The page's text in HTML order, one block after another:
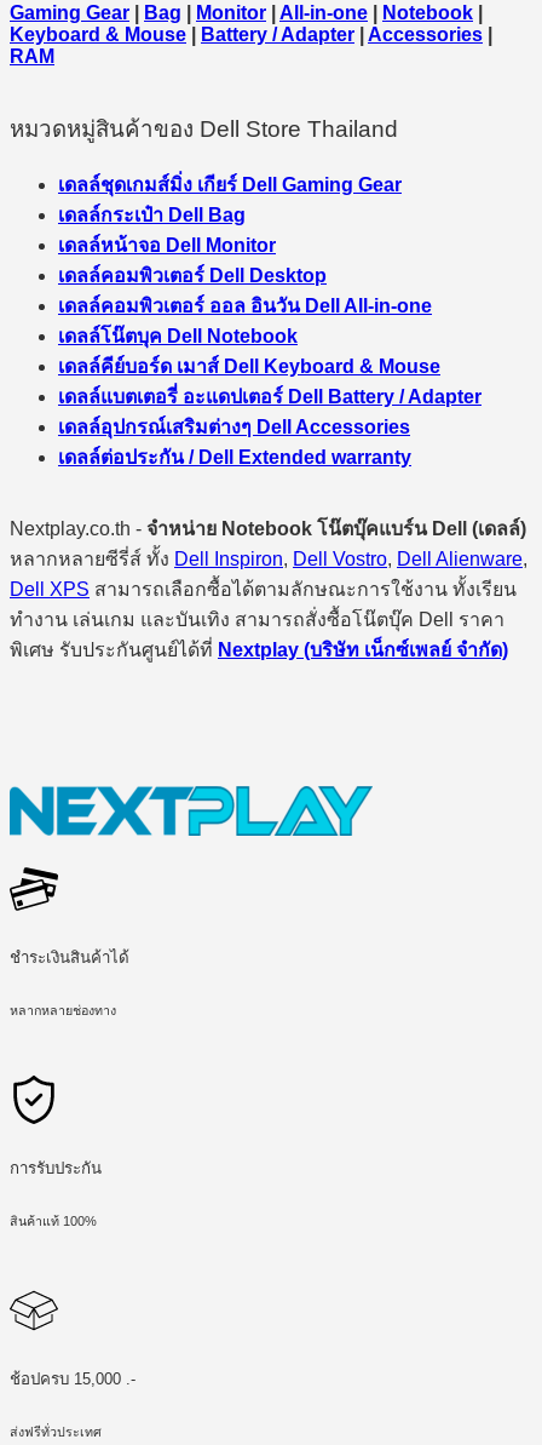
Gaming Gear
Bag Monitor All-in-one Notebook
Keyboard & Mouse
Battery / Adapter Accessories
RAM
หมวดหมู่สินค้าของ Dell Store Thailand
เดลล์ชุดเกมส์มิ่ง เกียร์ Dell Gaming Gear
เดลล์กระเป๋า Dell Bag
เดลล์หน้าจอ Dell Monitor
เดลล์คอมพิวเตอร์ Dell Desktop
เดลล์คอมพิวเตอร์ ออล อินวัน Dell All-in-one
เดลล์โน๊ตบุค Dell Notebook
เดลล์คีย์บอร์ด เมาส์ Dell Keyboard & Mouse
เดลล์แบตเตอรี่ อะแดปเตอร์ Dell Battery / Adapter
เดลล์อุปกรณ์เสริมต่างๆ Dell Accessories
เดลล์ต่อประกัน / Dell Extended warranty
Nextplay.co.th - จำหน่าย Notebook โน๊ตบุ๊คแบร์น Dell (เดลล์)
หลากหลายซีรี่ส์ ทั้ง Dell Inspiron, Dell Vostro, Dell Alienware,
Dell XPS สามารถเลือกซื้อได้ตามลักษณะการใช้งาน ทั้งเรียน
ทำงาน เล่นเกม และบันเทิง สามารถสั่งซื้อโน๊ตบุ๊ค Dell ราคา
พิเศษ รับประกันศูนย์ได้ที่ Nextplay (บริษัท เน็กซ์เพลย์ จำกัด)
ชำระเงินสินค้าได้
หลากหลายช่องทาง
การรับประกัน
สินค้าแท้ 100%
ช้อปครบ 15,000 .-
ส่งฟรีทั่วประเทศ